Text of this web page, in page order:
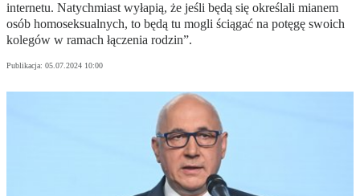
internetu. Natychmiast wyłapią, że jeśli będą się określali mianem
osób homoseksualnych, to będą tu mogli ściągać na potęgę swoich
kolegów w ramach łączenia rodzin”.
Publikacja: 05.07.2024 10:00